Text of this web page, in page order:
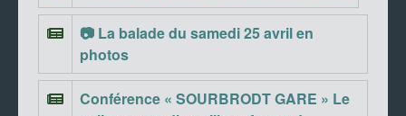
📷 La balade du samedi 25 avril en
photos
Conférence « SOURBRODT GARE » Le